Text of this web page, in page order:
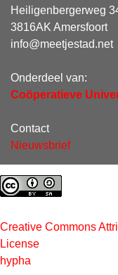
Heiligenbergerweg
3816AK Amersfoort
info@meetjestad.net
Onderdeel van:
Coöperatieve
Contact
Nieuwsbrief
Creative Commons
License
hypha